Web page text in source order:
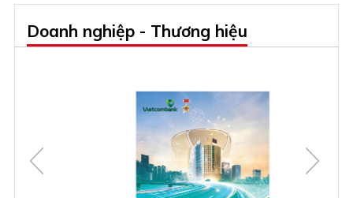
Doanh nghiệp - Thương hiệu